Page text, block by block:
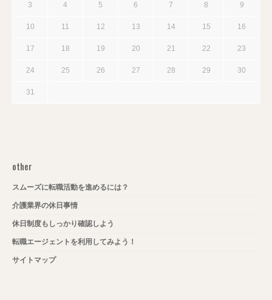
3 4 5 6 7 8 9
10 11 12 13 14 15 16
17 18 19 20 21 22 23
24 25 26 27 28 29 30
31
other
スムーズに転職活動を進めるには？
介護業界の休日事情
休日制度もしっかり確認しよう
転職エージェントを利用してみよう！
サイトマップ